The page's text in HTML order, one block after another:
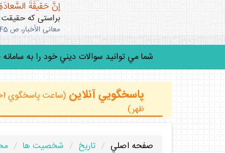
إنَّ حَقيقَةَ
براستى كه
معانى الأخبار، ص 345، ح 1؛ ميزان الحكمه، ج 5، ص 303.
شما مي توانيد سوالات ديني خود را به سامانه «30001939» پيامك
پاسخگويي آنلاين
ظهر)
صفحه اصلي تاريخ شخصيت ها